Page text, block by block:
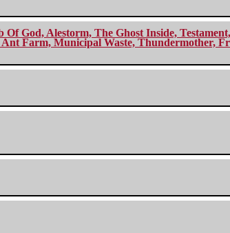
God, Alestorm, The Ghost Inside,
Farm, Municipal Waste, Thundermother,